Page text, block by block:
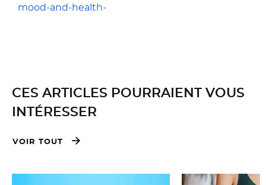
mood-and-health-
CES ARTICLES POURRAIENT VOUS
INTÉRESSER
VOIR TOUT